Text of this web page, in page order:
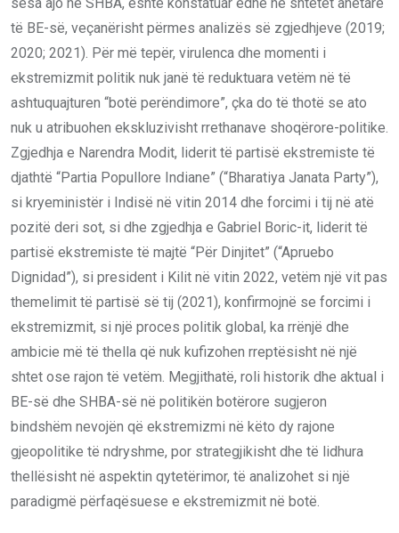
të BE-së, veçanërisht përmes analizës së zgjedhjeve (2019;
2020; 2021). Për më tepër, virulenca dhe momenti i
ekstremizmit politik nuk janë të reduktuara vetëm në të
ashtuquajturen “botë perëndimore”, çka do të thotë se ato
nuk u atribuohen ekskluzivisht rrethanave shoqërore-politike.
Zgjedhja e Narendra Modit, liderit të partisë ekstremiste të
djathtë “Partia Popullore Indiane” (“Bharatiya Janata Party”),
si kryeministër i Indisë në vitin 2014 dhe forcimi i tij në atë
pozitë deri sot, si dhe zgjedhja e Gabriel Boric-it, liderit të
partisë ekstremiste të majtë “Për Dinjitet” (“Apruebo
Dignidad”), si president i Kilit në vitin 2022, vetëm një vit pas
themelimit të partisë së tij (2021), konfirmojnë se forcimi i
ekstremizmit, si një proces politik global, ka rrënjë dhe
ambicie më të thella që nuk kufizohen rreptësisht në një
shtet ose rajon të vetëm. Megjithatë, roli historik dhe aktual i
BE-së dhe SHBA-së në politikën botërore sugjeron
bindshëm nevojën që ekstremizmi në këto dy rajone
gjeopolitike të ndryshme, por strategjikisht dhe të lidhura
thellësisht në aspektin qytetërimor, të analizohet si një
paradigmë përfaqësuese e ekstremizmit në botë.